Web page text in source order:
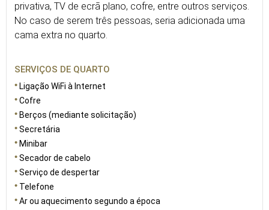
privativa, TV de ecrã plano, cofre, entre outros serviços.
No caso de serem três pessoas, seria adicionada uma
cama extra no quarto.
SERVIÇOS DE QUARTO
Ligação WiFi à Internet
Cofre
Berços (mediante solicitação)
Secretária
Minibar
Secador de cabelo
Serviço de despertar
Telefone
Ar ou aquecimento segundo a época